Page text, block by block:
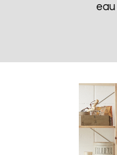
eau